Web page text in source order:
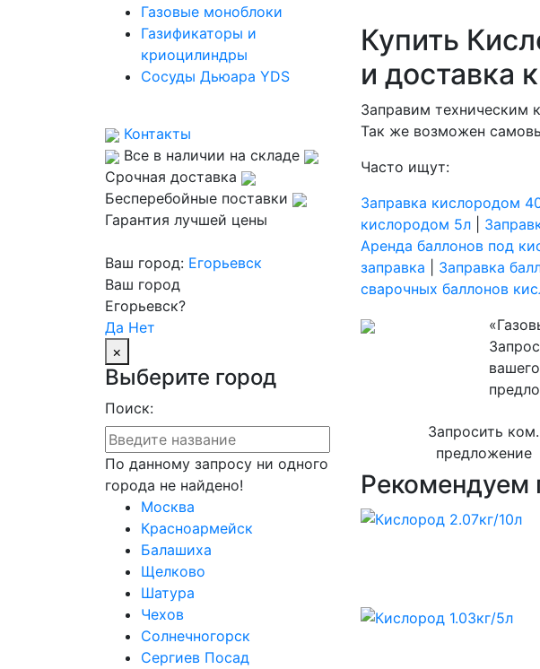
Газовые моноблоки
Газификаторы и
криоцилиндры
Сосуды Дьюара YDS
Контакты
Все в наличии на складе
Срочная доставка
Бесперебойные поставки
Гарантия лучшей цены
Ваш город: Егорьевск
Ваш город
Егорьевск?
Да Нет
×
Выберите город
Поиск:
По данному запросу ни одного
города не найдено!
Москва
Красноармейск
Балашиха
Щелково
Шатура
Чехов
Солнечногорск
Сергиев Посад
Купить
и доставка
Заправим техническим
Так же возможен
Часто ищут:
Заправка кислородом
кислородом 5л
Аренда баллонов под
заправка
Заправка
сварочных баллонов
Запросить ком.
предложение
Рекомендуем